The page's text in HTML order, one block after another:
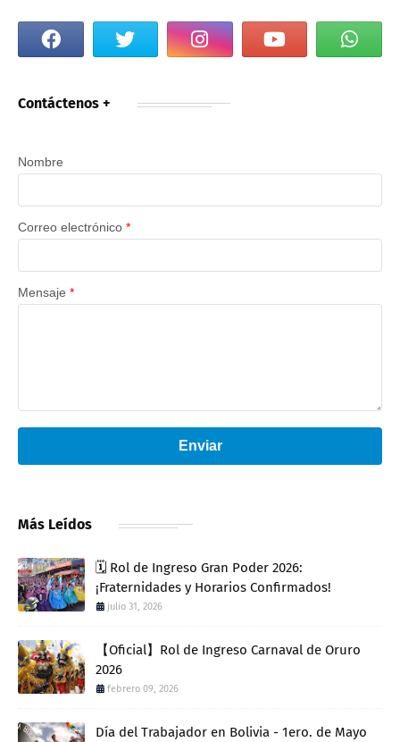
Contáctenos +
Nombre
Correo electrónico *
Mensaje *
Enviar
Más Leídos
🗓️ Rol de Ingreso Gran Poder 2026:
¡Fraternidades y Horarios Confirmados!
julio 31, 2026
【Oficial】Rol de Ingreso Carnaval de Oruro
2026
febrero 09, 2026
Día del Trabajador en Bolivia - 1ero. de Mayo